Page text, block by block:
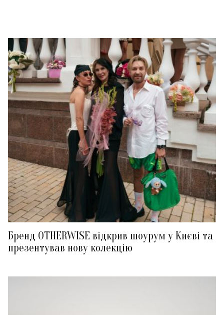
Бренд OTHERWISE відкрив шоурум у Києві та
презентував нову колекцію